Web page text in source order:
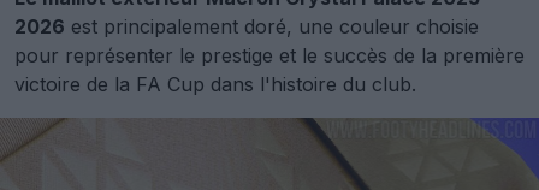
2026 est principalement doré, une couleur choisie
pour représenter le prestige et le succès de la première
victoire de la FA Cup dans l'histoire du club.